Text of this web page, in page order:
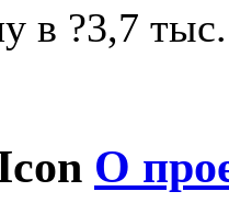
в ?3,7 тыс.
О